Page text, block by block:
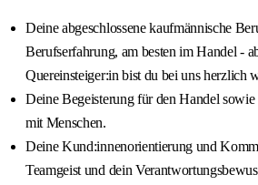
Deine abgeschlossene kaufmännische
Berufserfahrung, am besten im Handel -
Quereinsteiger:in bist du bei uns herzlich
Deine Begeisterung für den Handel
mit Menschen.
Deine Kund:innenorientierung und
Teamgeist und dein